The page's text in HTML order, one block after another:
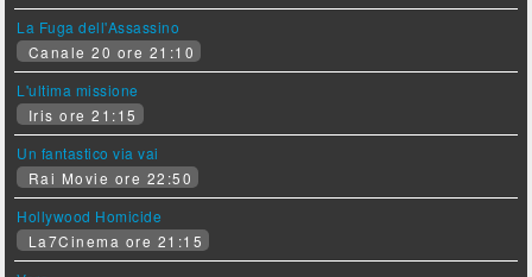
La Fuga dell'Assassino
Canale 20 ore 21:10
L'ultima missione
Iris ore 21:15
Un fantastico via vai
Rai Movie ore 22:50
Hollywood Homicide
La7Cinema ore 21:15